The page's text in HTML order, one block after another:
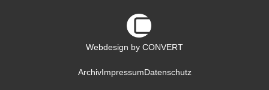
Webdesign by CONVERT
ArchivImpressum Datenschutz